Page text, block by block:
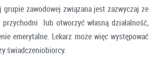
zawodowej związana jest zazwyczaj ze
lub otworzyć własną działalność,
emerytalne. Lekarz może więc występować
świadczeniobiorcy.